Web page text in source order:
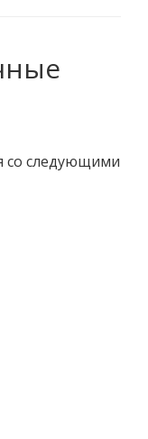
со следующими